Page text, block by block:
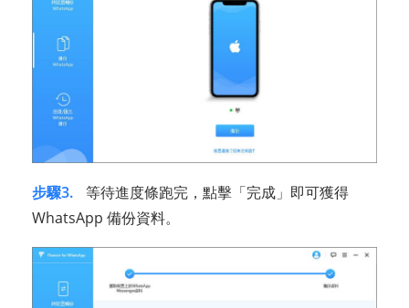
步驟3.
等待進度條跑完，點擊「完成」即可獲得
WhatsApp 備份資料。